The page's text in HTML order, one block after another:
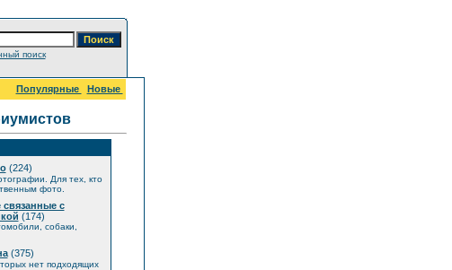
поиск
Популярные
Новые
(224)
Для тех, кто
фото.
связанные с
(174)
собаки,
(375)
нет подходящих